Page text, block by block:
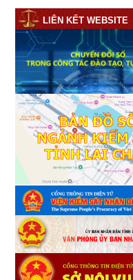
LIÊN KẾT WEBSITE